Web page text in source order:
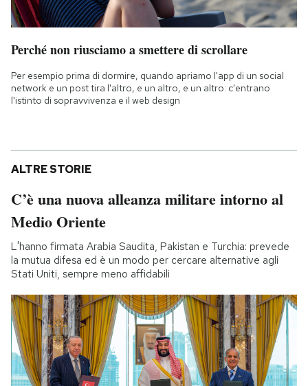
Perché non riusciamo a smettere di scrollare
Per esempio prima di dormire, quando apriamo l'app di un social
network e un post tira l'altro, e un altro, e un altro: c'entrano
l'istinto di sopravvivenza e il web design
ALTRE STORIE
C’è una nuova alleanza militare intorno al
Medio Oriente
L'hanno firmata Arabia Saudita, Pakistan e Turchia: prevede
la mutua difesa ed è un modo per cercare alternative agli
Stati Uniti, sempre meno affidabili